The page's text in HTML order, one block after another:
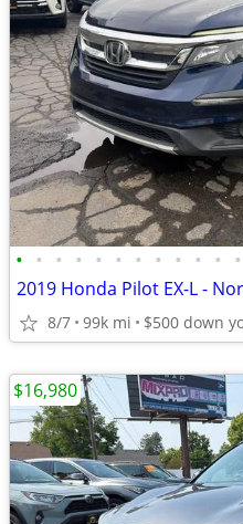
• • • • • • • • • • • •
2019 Honda Pilot EX-L -
8/7 99k mi $500 down
$16,980